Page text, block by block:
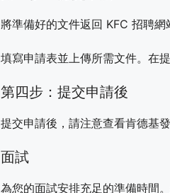
將準備好的文件返回 KFC 招聘網
填寫申請表並上傳所需文件。在
第四步：提交申請後
提交申請後，請注意查看肯德基
面試
為您的面試安排充足的準備時間